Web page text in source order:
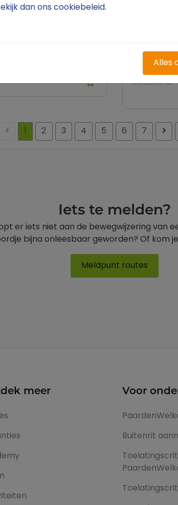
Roegwold
rondom
Gelderland
Previous2 3 4 5 6 7
Iets te melden?
er iets niet aan de bewegwijzering van
bijna onleesbaar geworden? Of kom
Meldpunt routes
meer Voor
Buitenrit
dan ons cookiebeleid.
Alles